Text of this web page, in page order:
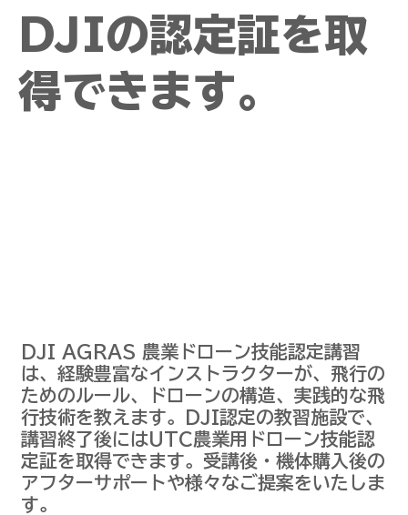
DJI AGRAS 農業ドローン技能認定講習
は、経験豊富なインストラクターが、飛行の
ためのルール、ドローンの構造、実践的な飛
行技術を教えます。DJI認定の教習施設で、
講習終了後にはUTC農業用ドローン技能認
定証を取得できます。受講後・機体購入後の
アフターサポートや様々なご提案をいたしま
す。
DJIの認定証を取
得できます。